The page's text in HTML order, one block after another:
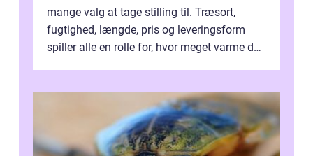
mange valg at tage stilling til. Træsort,
fugtighed, længde, pris og leveringsform
spiller alle en rolle for, hvor meget varme du